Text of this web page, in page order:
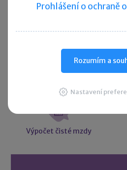
Výpočet čisté mzdy
Prohlášení o ochraně
Rozumím a
Nastavení